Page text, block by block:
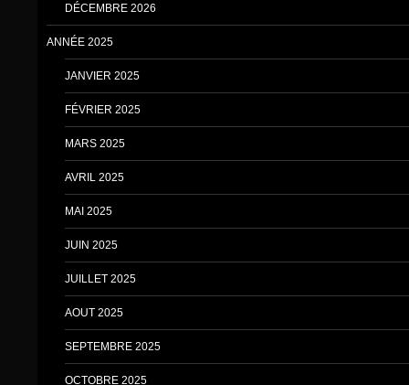
DÉCEMBRE 2026
ANNÉE 2025
JANVIER 2025
FÉVRIER 2025
MARS 2025
AVRIL 2025
MAI 2025
JUIN 2025
JUILLET 2025
AOUT 2025
SEPTEMBRE 2025
OCTOBRE 2025